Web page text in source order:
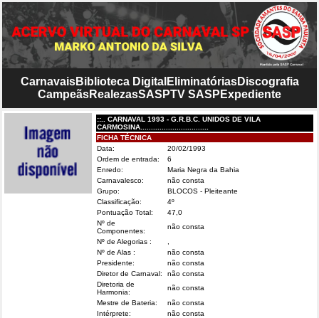
CarnavaisBiblioteca Digital EliminatóriasDiscografia
CampeãsRealezasSASPTV SASP Expediente
::.. CARNAVAL 1993 - G.R.B.C. UNIDOS DE VILA
CARMOSINA................................
FICHA TÉCNICA
Data:
20/02/1993
Ordem de entrada:
6
Enredo:
Maria Negra da Bahia
Carnavalesco:
não consta
Grupo:
BLOCOS - Pleiteante
Classificação:
4º
Pontuação Total:
47,0
Nº de
Componentes:
não consta
Nº de Alegorias :
Nº de Alas :
não consta
Presidente:
não consta
Diretor de Carnaval:
não consta
Diretoria de
Harmonia:
não consta
Mestre de Bateria:
não consta
Intérprete:
não consta